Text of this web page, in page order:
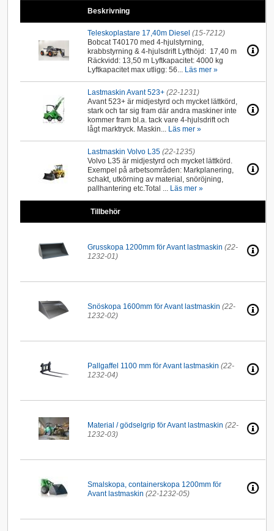
Beskrivning
Teleskoplastare 17,40m Diesel (15-7212)
Bobcat T40170 med 4-hjulstyrning,
krabbstyrning & 4-hjulsdrift Lyfthöjd: 17,40 m
Räckvidd: 13,50 m Lyftkapacitet: 4000 kg
Lyftkapacitet max utligg: 56... Läs mer »
Lastmaskin Avant 523+ (22-1231)
Avant 523+ är midjestyrd och mycket lättkörd,
stark och tar sig fram där andra maskiner inte
kommer fram bl.a. tack vare 4-hjulsdrift och
lågt marktryck. Maskin... Läs mer »
Lastmaskin Volvo L35 (22-1235)
Volvo L35 är midjestyrd och mycket lättkörd.
Exempel på arbetsområden: Markplanering,
schakt, utkörning av material, snöröjning,
pallhantering etc.Total ... Läs mer »
Tillbehör
Grusskopa 1200mm för Avant lastmaskin (22-
1232-01)
Snöskopa 1600mm för Avant lastmaskin (22-
1232-02)
Pallgaffel 1100 mm för Avant lastmaskin (22-
1232-04)
Material / gödselgrip för Avant lastmaskin (22-
1232-03)
Smalskopa, containerskopa 1200mm för
Avant lastmaskin (22-1232-05)